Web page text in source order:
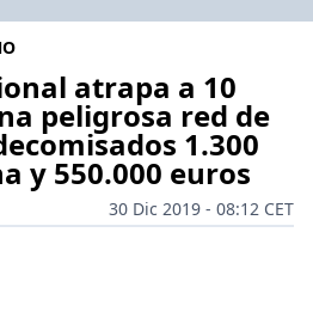
atrapa a 10
peligrosa red de
1.300
y 550.000 euros
30 Dic 2019 - 08:12 CET